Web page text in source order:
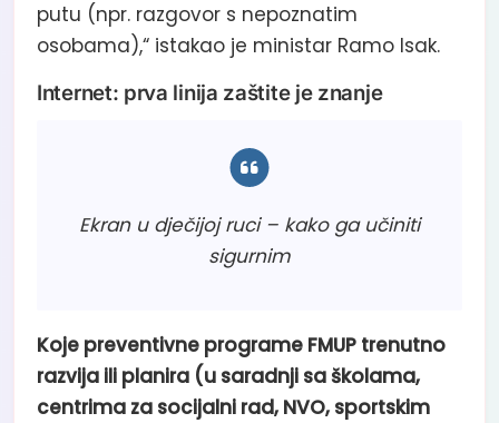
putu (npr. razgovor s nepoznatim
osobama),“ istakao je ministar Ramo Isak.
Internet: prva linija zaštite je znanje
Ekran u dječijoj ruci – kako ga učiniti
sigurnim
Koje preventivne programe FMUP trenutno
razvija ili planira (u saradnji sa školama,
centrima za socijalni rad, NVO, sportskim